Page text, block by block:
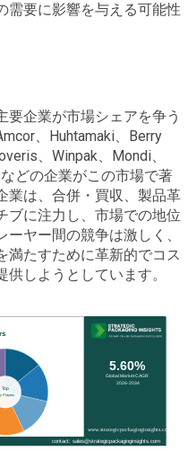
需要に影響を与える可能性
要企業が市場シェアを争う
、Huhtamaki、Berry
、Winpak、Mondi、
どの企業がこの市場で著
業は、合併・買収、製品革
ブに注力し、市場での地位
ヤー間の競争は激しく、
満たすために革新的でコス
供しようとしています。